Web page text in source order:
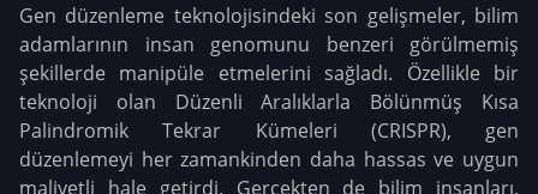
Gen düzenleme teknolojisindeki son gelişmeler, bilim
adamlarının insan genomunu benzeri görülmemiş
şekillerde manipüle etmelerini sağladı. Özellikle bir
teknoloji olan Düzenli Aralıklarla Bölünmüş Kısa
Palindromik Tekrar Kümeleri (CRISPR), gen
düzenlemeyi her zamankinden daha hassas ve uygun
maliyetli hale getirdi. Gerçekten de bilim insanları,